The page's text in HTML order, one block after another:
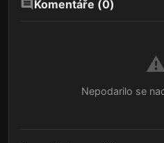
Komentáře (0)
Nepodarilo se